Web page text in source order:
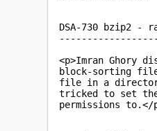
DSA-730 bzip2 -
<p>Imran Ghory
block-sorting file
file in a
tricked to set
permissions to.</